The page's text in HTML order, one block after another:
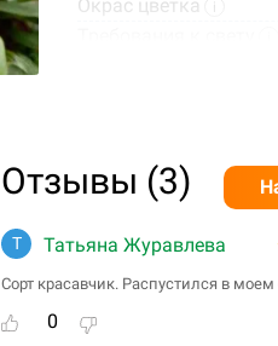
Окрас цветка
Место посадки
Использование в
Отзывы (3)
Т Татьяна Журавлева
Сорт красавчик. Распустился в
0